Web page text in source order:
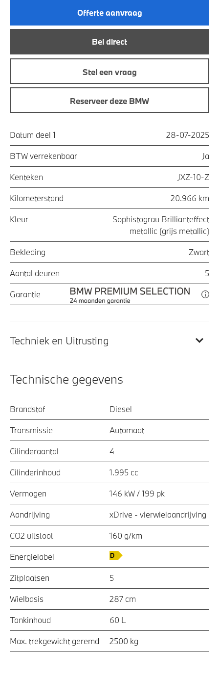
Offerte aanvraag
Bel direct
Stel een vraag
Reserveer deze BMW
Datum deel 1 28-07-2025
BTW verrekenbaar Ja
Kenteken JXZ-10-Z
Kilometerstand 20.966 km
Kleur
Sophistograu Brillianteffect
metallic (grijs metallic)
Bekleding Zwart
Aantal deuren 5
Garantie
Techniek en Uitrusting
Technische gegevens
Brandstof Diesel
Transmissie Automaat
Cilinderaantal 4
Cilinderinhoud 1.995 cc
Vermogen 146 kW / 199 pk
Aandrijving xDrive - vierwielaandrijving
CO2 uitstoot 160 g/km
Energielabel
Zitplaatsen 5
Wielbasis 287 cm
Tankinhoud 60 L
Max. trekgewicht geremd 2500 kg